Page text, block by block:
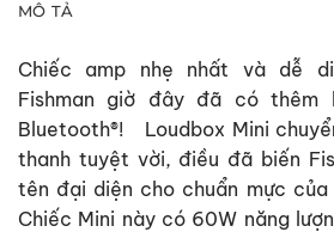
MÔ TẢ
Chiếc amp nhẹ nhất và dễ
Fishman giờ đây đã có thêm
Bluetooth®! Loudbox Mini
thanh tuyệt vời, điều đã biến
tên đại diện cho chuẩn mực
Chiếc Mini này có 60W năng